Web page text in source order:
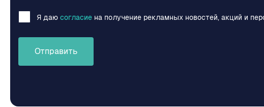
Я даю согласие на получение рекламных новостей, акций и
Отправить